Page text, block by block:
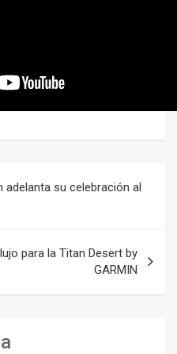
adelanta su celebración al
para la Titan Desert by
GARMIN